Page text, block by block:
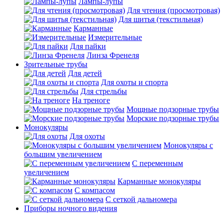
Для чтения (просмотровая)
Для шитья (текстильная)
Карманные
Измерительные
Для пайки
Линза Френеля
Зрительные трубы
Для детей
Для охоты и спорта
Для стрельбы
На треноге
Мощные подзорные трубы
Морские подзорные трубы
Монокуляры
Для охоты
Монокуляры с
большим увеличением
С переменным
увеличением
Карманные монокуляры
С компасом
С сеткой дальномера
Приборы ночного видения